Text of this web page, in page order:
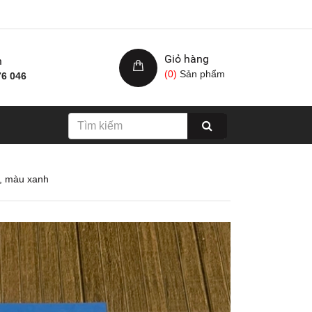
046
Giỏ hàng
(0) Sản phẩm
màu xanh
Nhám xốp hạ cam, kích